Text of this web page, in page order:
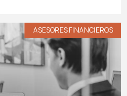
ASESORES FINANCIEROS